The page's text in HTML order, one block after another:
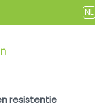
NL
resistentie